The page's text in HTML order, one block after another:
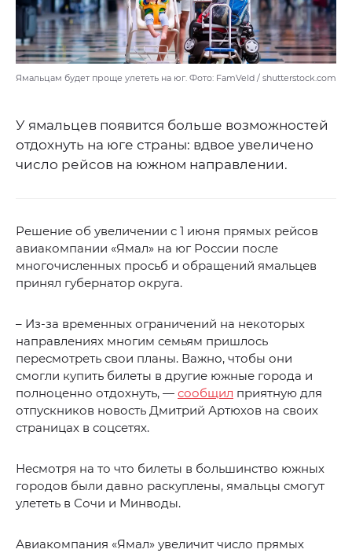
Ямальцам будет проще улететь на юг. Фото: FamVeld / shutterstock.com
У ямальцев появится больше возможностей
отдохнуть на юге страны: вдвое увеличено
число рейсов на южном направлении.
Решение об увеличении с 1 июня прямых рейсов
авиакомпании «Ямал» на юг России после
многочисленных просьб и обращений ямальцев
принял губернатор округа.
– Из-за временных ограничений на некоторых
направлениях многим семьям пришлось
пересмотреть свои планы. Важно, чтобы они
смогли купить билеты в другие южные города и
полноценно отдохнуть, — сообщил приятную для
отпускников новость Дмитрий Артюхов на своих
страницах в соцсетях.
Несмотря на то что билеты в большинство южных
городов были давно раскуплены, ямальцы смогут
улететь в Сочи и Минводы.
Авиакомпания «Ямал» увеличит число прямых